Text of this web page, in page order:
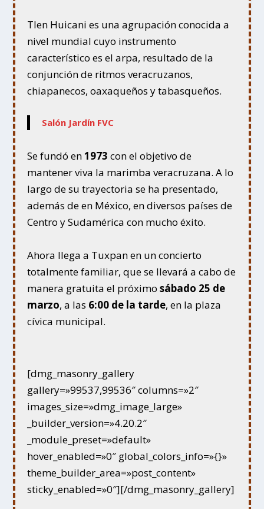
Tlen Huicani es una agrupación conocida a
nivel mundial cuyo instrumento
característico es el arpa, resultado de la
conjunción de ritmos veracruzanos,
chiapanecos, oaxaqueños y tabasqueños.
Salón Jardín FVC
Se fundó en1973 con el objetivo de
mantener viva la marimba veracruzana. A lo
largo de su trayectoria se ha presentado,
además de en México, en diversos países de
Centro y Sudamérica con mucho éxito.
Ahora llega a Tuxpan en un concierto
totalmente familiar, que se llevará a cabo de
manera gratuita el próximosábado 25 de
marzo, a las 6:00 de la tarde, en la plaza
cívica municipal.
[dmg_masonry_gallery
gallery=»99537,99536″ columns=»2″
images_size=»dmg_image_large»
_builder_version=»4.20.2″
_module_preset=»default»
hover_enabled=»0″ global_colors_info=»{}»
theme_builder_area=»post_content»
sticky_enabled=»0″][/dmg_masonry_gallery]